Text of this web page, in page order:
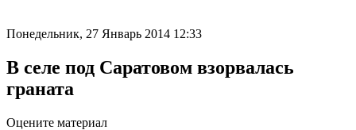
Понедельник, 27 Январь 2014 12:33
В селе под Саратовом взорвалась
граната
Оцените материал